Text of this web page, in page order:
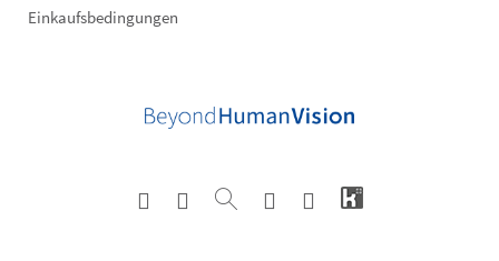
Einkaufsbedingungen